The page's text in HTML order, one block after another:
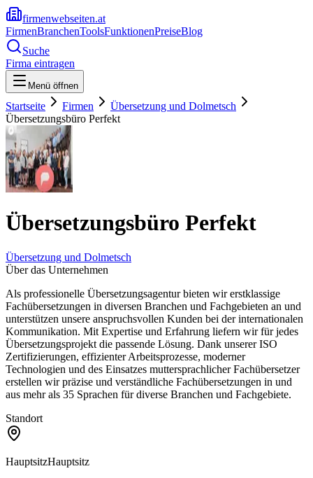
firmenwebseiten.at
FirmenBranchenToolsFunktionenPreiseBlog
Suche
Firma eintragen
Menü öffnen
Startseite Firmen
Übersetzung und Dolmetsch
Übersetzungsbüro Perfekt
Übersetzungsbüro Perfekt
Übersetzung und Dolmetsch
Über das Unternehmen
Als professionelle Übersetzungsagentur bieten wir erstklassige
Fachübersetzungen in diversen Branchen und Fachgebieten an und
unterstützen unsere anspruchsvollen Kunden bei der internationalen
Kommunikation. Mit Expertise und Erfahrung liefern wir für jedes
Übersetzungsprojekt die passende Lösung. Dank unserer ISO
Zertifizierungen, effizienter Arbeitsprozesse, moderner
Technologien und des Einsatzes muttersprachlicher Fachübersetzer
erstellen wir präzise und verständliche Fachübersetzungen in und
aus mehr als 35 Sprachen für diverse Branchen und Fachgebiete.
Standort
HauptsitzHauptsitz